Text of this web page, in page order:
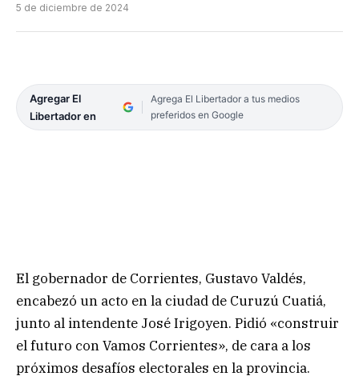
5 de diciembre de 2024
Agregar El
Libertador en
Agrega El Libertador a tus medios
preferidos en Google
El gobernador de Corrientes, Gustavo Valdés,
encabezó un acto en la ciudad de Curuzú Cuatiá,
junto al intendente José Irigoyen. Pidió «construir
el futuro con Vamos Corrientes», de cara a los
próximos desafíos electorales en la provincia.